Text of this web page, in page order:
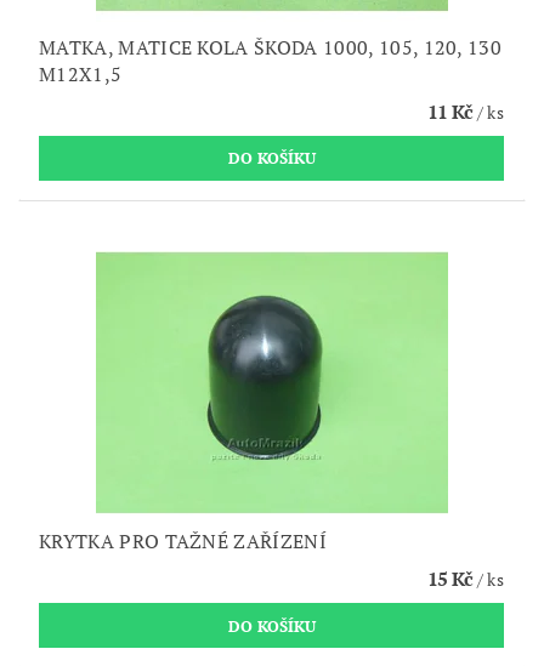
MATKA, MATICE KOLA ŠKODA 1000, 105, 120, 130
M12X1,5
11 Kč/ ks
KRYTKA PRO TAŽNÉ ZAŘÍZENÍ
15 Kč/ ks